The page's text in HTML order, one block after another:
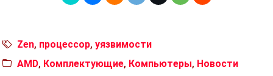
Zen, процессор, уязвимости
AMD, Комплектующие, Компьютеры, Новости